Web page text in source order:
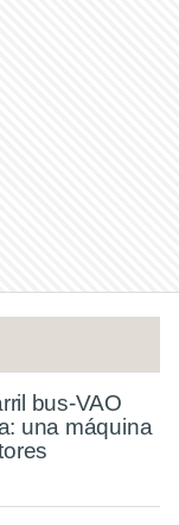
bus-VAO
una máquina